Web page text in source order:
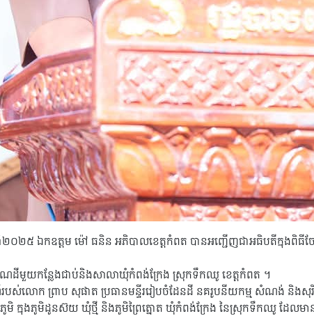
នាំ២០២៥ ឯកឧត្តម ម៉ៅ ធនិន អភិបាលខេត្តកំពត បានអញ្ជើញជាអធិបតីក្នុងពិ
េណដីមួយកន្លែងជាប់និងសាលាឃុំកំពង់ក្រែង ស្រុកទឹកឈូ ខេត្តកំពត ។
លោក ព្រាប សុផាត ប្រធានមន្ទីររៀបចំដែនដី នគរូបនីយកម្ម សំណង់ និងសុរិយ
មិ ក្នុងភូ​មិដូនស៊យ​ ឃុំថ្មី​ និងភូមិព្រៃត្នោត​ ឃុំកំពង់ក្រែង​ នៃស្រុកទឹកឈូ ដែលម